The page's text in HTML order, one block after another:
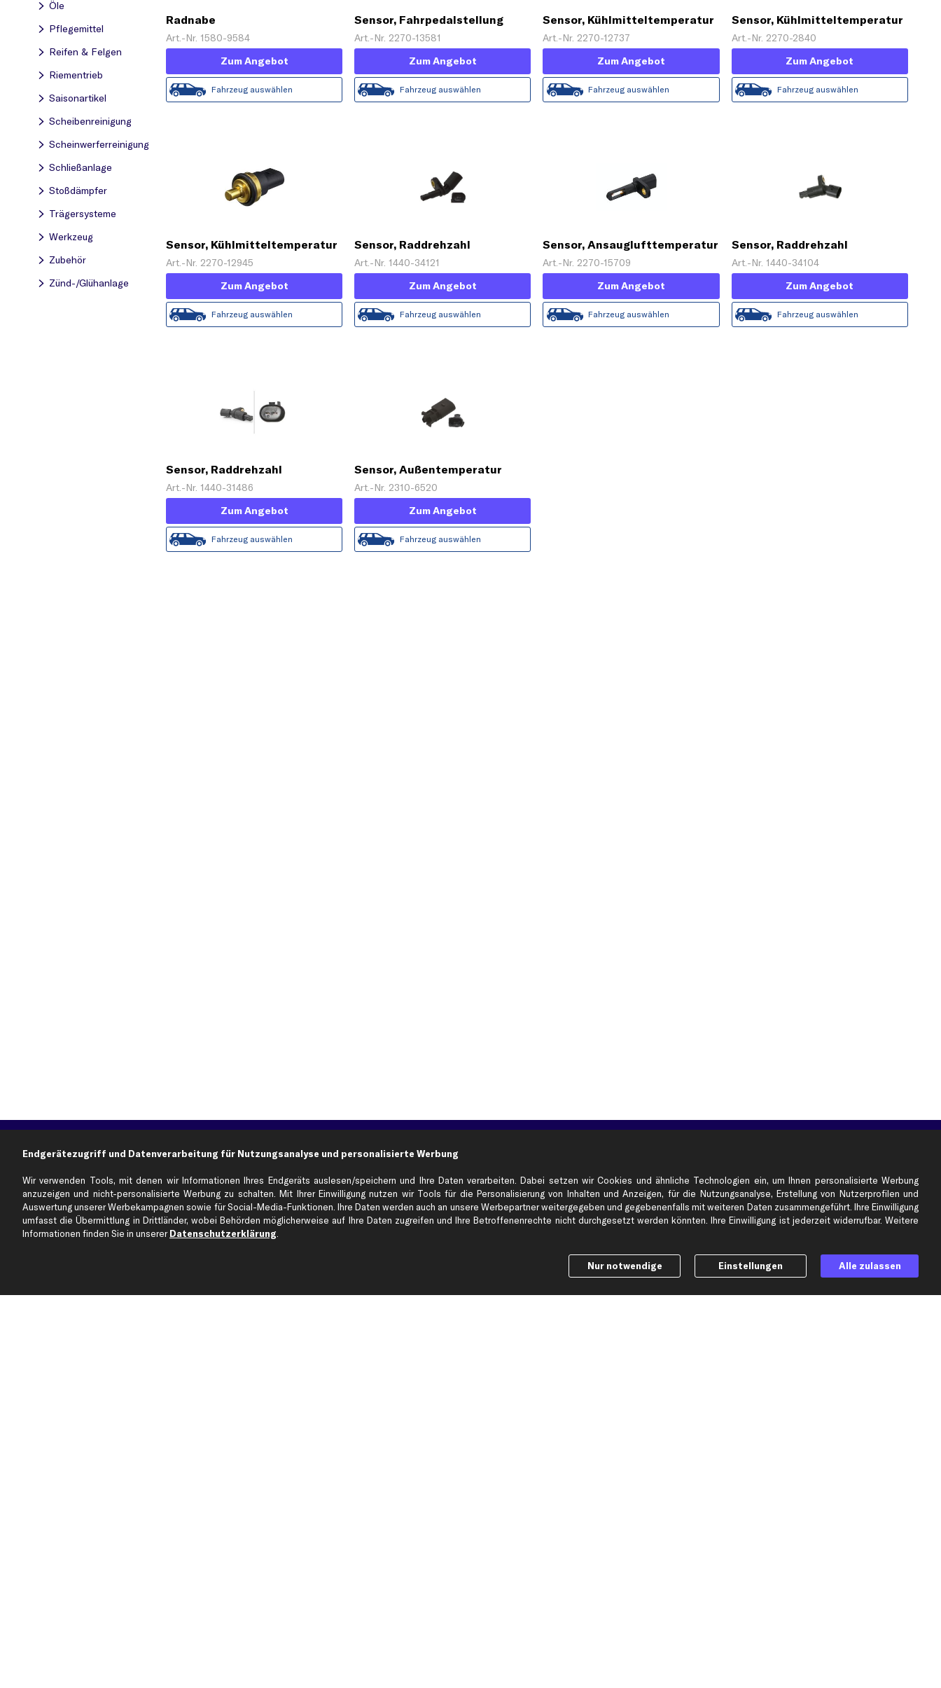
Öle
Pflegemittel
Reifen & Felgen
Riementrieb
Saisonartikel
Scheibenreinigung
Scheinwerferreinigung
Schließanlage
Stoßdämpfer
Trägersysteme
Werkzeug
Zubehör
Zünd-/Glühanlage
Radnabe
Art.-Nr. 1580-9584
Zum Angebot
Fahrzeug auswählen
Sensor, Fahrpedalstellung
Art.-Nr. 2270-13581
Zum Angebot
Fahrzeug auswählen
Sensor, Kühlmitteltemperatur
Art.-Nr. 2270-12737
Zum Angebot
Fahrzeug auswählen
Sensor, Kühlmitteltemperatur
Art.-Nr. 2270-2840
Zum Angebot
Fahrzeug auswählen
Sensor, Kühlmitteltemperatur
Art.-Nr. 2270-12945
Zum Angebot
Fahrzeug auswählen
Sensor, Raddrehzahl
Art.-Nr. 1440-34121
Zum Angebot
Fahrzeug auswählen
Sensor, Ansauglufttemperatur
Art.-Nr. 2270-15709
Zum Angebot
Fahrzeug auswählen
Sensor, Raddrehzahl
Art.-Nr. 1440-34104
Zum Angebot
Fahrzeug auswählen
Sensor, Raddrehzahl
Art.-Nr. 1440-31486
Zum Angebot
Fahrzeug auswählen
Sensor, Außentemperatur
Art.-Nr. 2310-6520
Zum Angebot
Fahrzeug auswählen
Über kfzteile24
businessplus
Corporate Webseite
Partnerprogramm
Unsere App
Kundenservice
Versandinfo
Retoure & Gewährleistung
Austauschartikel
Häufige Fragen
Beliebte Autos
Hilfe & Support
Datenschutz
AGB
Impressum
Bremsbeläge
Bremssattel
Bremsscheiben
Luftfilter
Ölfilter
Querlenker
BMW Ersatzteile
Ford Ersatzteile
Mercedes-Benz Ersatzteile
Peugeot Ersatzteile
Renault Ersatzteile
Seat Ersatzteile
Endgerätezugriff und Datenverarbeitung für Nutzungsanalyse und personalisierte Werbung
Wir verwenden Tools, mit denen wir Informationen Ihres Endgeräts auslesen/speichern und Ihre Daten verarbeiten. Dabei setzen wir Cookies und ähnliche Technologien ein, um Ihnen personalisierte Werbung
anzuzeigen und nicht-personalisierte Werbung zu schalten. Mit Ihrer Einwilligung nutzen wir Tools für die Personalisierung von Inhalten und Anzeigen, für die Nutzungsanalyse, Erstellung von Nutzerprofilen und
Auswertung unserer Werbekampagnen sowie für Social-Media-Funktionen. Ihre Daten werden auch an unsere Werbepartner weitergegeben und gegebenenfalls mit weiteren Daten zusammengeführt. Ihre Einwilligung
umfasst die Übermittlung in Drittländer, wobei Behörden möglicherweise auf Ihre Daten zugreifen und Ihre Betroffenenrechte nicht durchgesetzt werden könnten. Ihre Einwilligung ist jederzeit widerrufbar. Weitere
Informationen finden Sie in unsererDatenschutzerklärung
Nur notwendige Einstellungen Alle zulassen